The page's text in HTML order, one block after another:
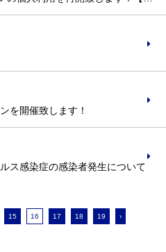
を開催致します！
ス感染症の感染者発生について
15 16 17 18 19 ›